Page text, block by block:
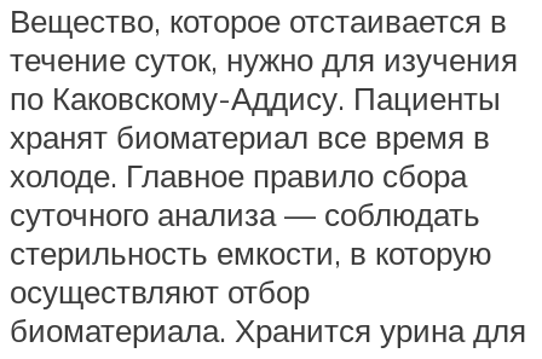
Вещество, которое отстаивается в
течение суток, нужно для изучения
по Каковскому-Аддису. Пациенты
хранят биоматериал все время в
холоде. Главное правило сбора
суточного анализа — соблюдать
стерильность емкости, в которую
осуществляют отбор
биоматериала. Хранится урина для